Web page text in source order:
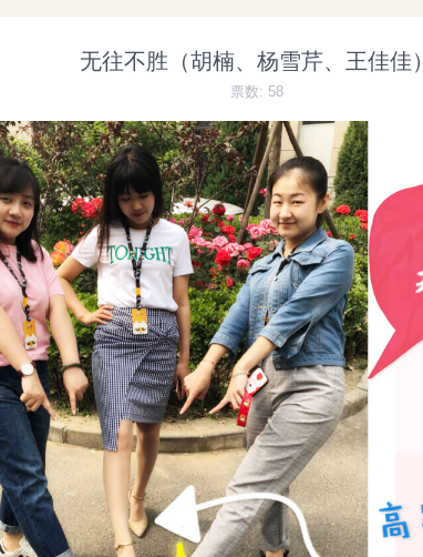
无往不胜（胡楠、杨雪芹、王佳佳）
票数: 58